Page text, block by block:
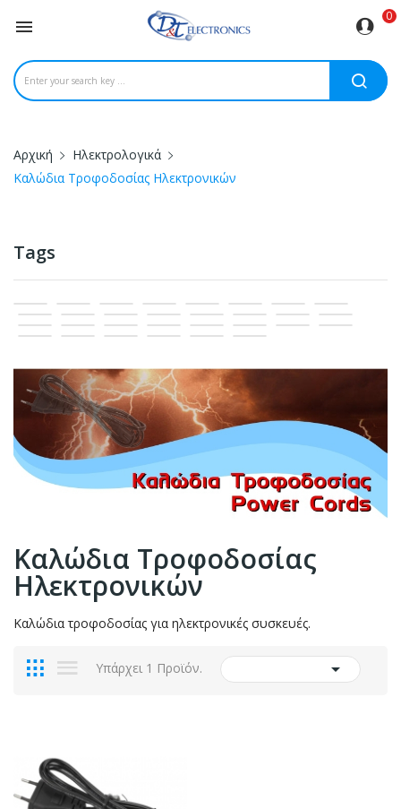

0
Αρχική
Ηλεκτρολογικά
Καλώδια Τροφοδοσίας Ηλεκτρονικών
Tags
Καλώδια Τροφοδοσίας
Ηλεκτρονικών
Καλώδια τροφοδοσίας για ηλεκτρονικές συσκευές.
Υπάρχει 1 Προϊόν. 